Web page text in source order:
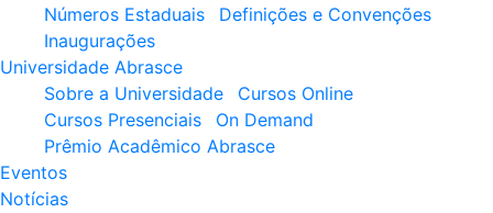
Números Estaduais
Definições e Convenções
Inaugurações
Universidade Abrasce
Sobre a Universidade
Cursos Online
Cursos Presenciais
On Demand
Prêmio Acadêmico Abrasce
Eventos
Notícias